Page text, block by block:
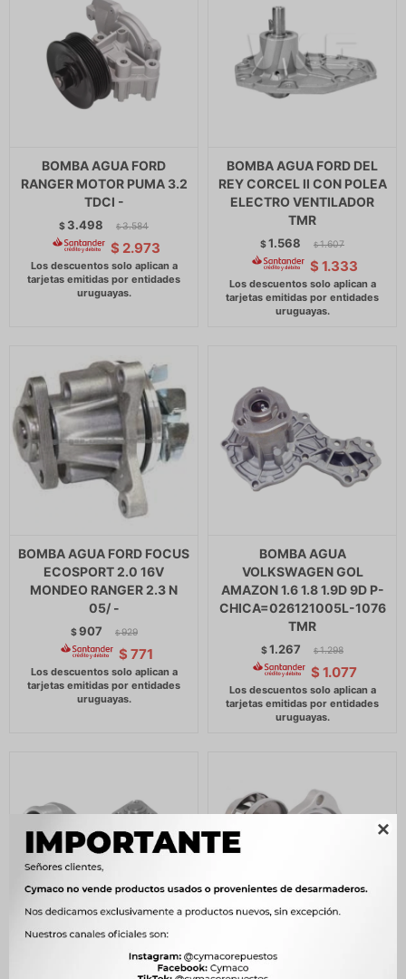

BOMBA AGUA FORD
RANGER MOTOR PUMA 3.2
TDCI -
$ 3.498 $ 3.584
$ 2.973
BOMBA AGUA FORD DEL
REY CORCEL II CON POLEA
ELECTRO VENTILADOR
TMR
$1.568 $ 1.607
$ 1.333
BOMBA AGUA FORD FOCUS
ECOSPORT 2.0 16V
MONDEO RANGER 2.3 N
05/ -
$907 $ 929
$ 771
BOMBA AGUA
VOLKSWAGEN GOL
AMAZON 1.6 1.8 1.9D 9D P-
CHICA=026121005L-1076
TMR
$1.267 $ 1.298
$ 1.077
BOMBA AGUA FORD FIESTA
BOMBA AGUA FORD